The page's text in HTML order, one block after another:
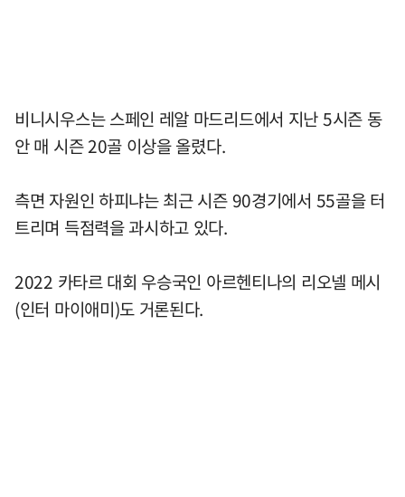
비니시우스는 스페인 레알 마드리드에서 지난 5시즌 동
안 매 시즌 20골 이상을 올렸다.
측면 자원인 하피냐는 최근 시즌 90경기에서 55골을 터
트리며 득점력을 과시하고 있다.
2022 카타르 대회 우승국인 아르헨티나의 리오넬 메시
(인터 마이애미)도 거론된다.